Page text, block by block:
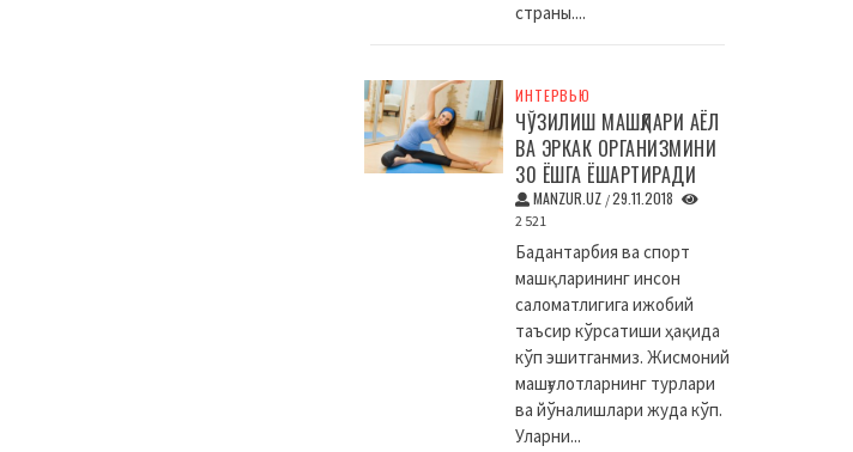
страны....
ИНТЕРВЬЮ
ЧЎЗИЛИШ МАШҚЛАРИ АЁЛ
ВА ЭРКАК ОРГАНИЗМИНИ
30 ЁШГА ЁШАРТИРАДИ
MANZUR.UZ /29.11.2018
2 521
Бадантарбия ва спорт
машқларининг инсон
саломатлигига ижобий
таъсир кўрсатиши ҳақида
кўп эшитганмиз. Жисмоний
машғулотларнинг турлари
ва йўналишлари жуда кўп.
Уларни...